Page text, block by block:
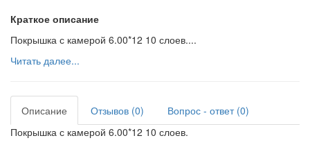
Краткое описание
Покрышка с камерой 6.00*12 10 слоев....
Читать далее...
Описание Отзывов (0)
Вопрос - ответ (0)
Покрышка с камерой 6.00*12 10 слоев.